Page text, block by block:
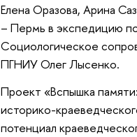
Елена Оразова, Арина
– Пермь в экспедицию
Социологическое
ПГНИУ Олег Лысенко.
Проект «Вспышка
историко-
потенциал